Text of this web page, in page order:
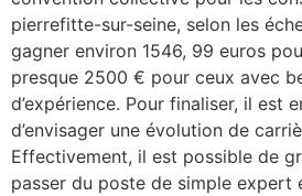
pierrefitte-sur-seine, selon les
gagner environ 1546, 99 euros
presque 2500 € pour ceux avec
d’expérience. Pour finaliser, il est
d’envisager une évolution de
Effectivement, il est possible de
passer du poste de simple expert